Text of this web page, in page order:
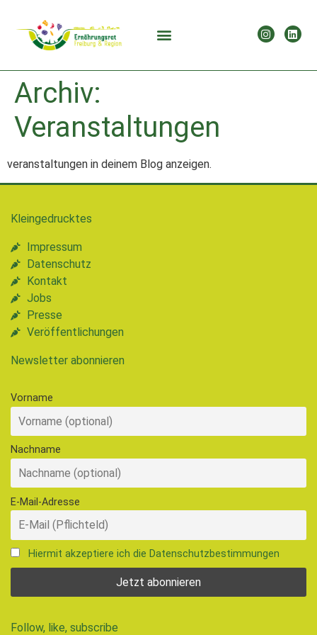
Archiv:
Veranstaltungen
veranstaltungen in deinem Blog anzeigen.
Kleingedrucktes
Impressum
Datenschutz
Kontakt
Jobs
Presse
Veröffentlichungen
Newsletter abonnieren
Vorname
Nachname
E-Mail-Adresse
Hiermit akzeptiere ich die Datenschutzbestimmungen
Follow, like, subscribe